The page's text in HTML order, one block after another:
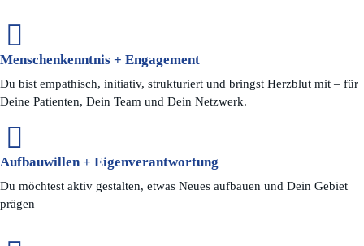
Menschenkenntnis + Engagement
Du bist empathisch, initiativ, strukturiert und bringst Herzblut mit – für
Deine Patienten, Dein Team und Dein Netzwerk.
Aufbauwillen + Eigenverantwortung
Du möchtest aktiv gestalten, etwas Neues aufbauen und Dein Gebiet
prägen